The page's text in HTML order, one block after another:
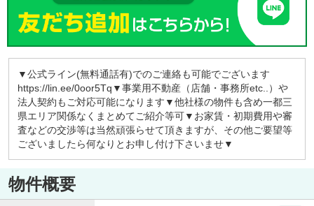
▼公式ライン(無料通話有)でのご連絡も可能でございます
https://lin.ee/0oor5Tq▼事業用不動産（店舗・事務所etc..）や
法人契約もご対応可能になります▼他社様の物件も含め一都三
県エリア関係なくまとめてご紹介等可▼お家賃・初期費用や審
査などの交渉等は当然頑張らせて頂きますが、その他ご要望等
ございましたら何なりとお申し付け下さいませ▼
物件概要